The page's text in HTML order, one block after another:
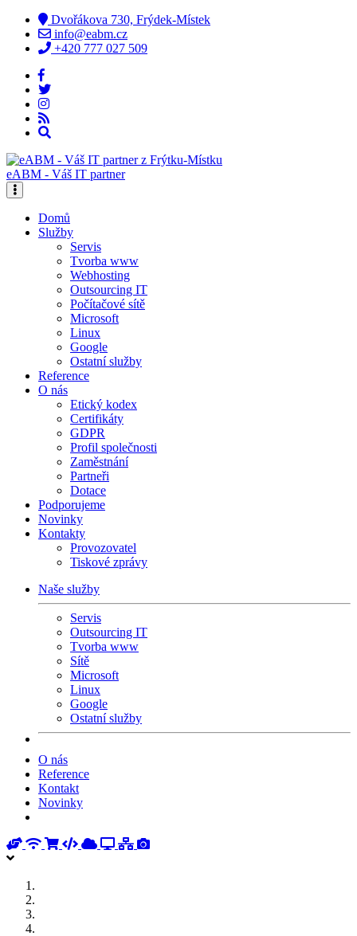
Dvořákova 730, Frýdek-Místek
info@eabm.cz
+420 777 027 509
eABM - Váš IT partner
Domů
Služby
Servis
Tvorba www
Webhosting
Outsourcing IT
Počítačové sítě
Microsoft
Linux
Google
Ostatní služby
Reference
O nás
Etický kodex
Certifikáty
GDPR
Profil společnosti
Zaměstnání
Partneři
Dotace
Podporujeme
Novinky
Kontakty
Provozovatel
Tiskové zprávy
Naše služby
Servis
Outsourcing IT
Tvorba www
Sítě
Microsoft
Linux
Google
Ostatní služby
O nás
Reference
Kontakt
Novinky